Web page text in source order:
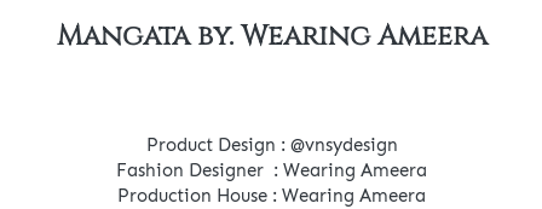
Mangata by. Wearing Ameera
Product Design : @vnsydesign
Fashion Designer  : Wearing Ameera
Production House : Wearing Ameera